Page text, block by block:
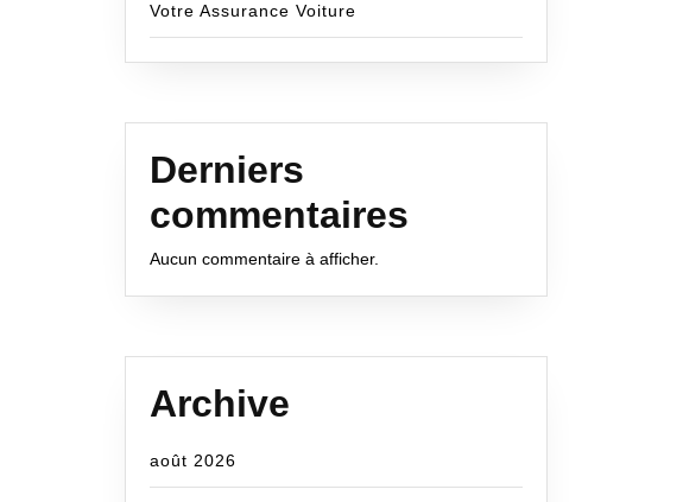
Votre Assurance Voiture
Derniers
commentaires
Aucun commentaire à afficher.
Archive
août 2026